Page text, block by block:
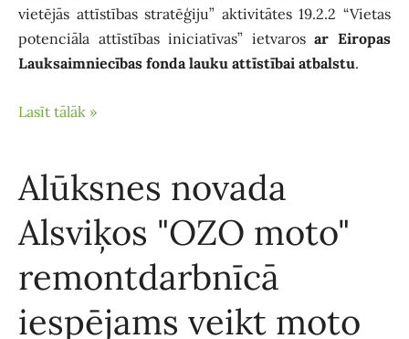
vietējās attīstības stratēģiju” aktivitātes 19.2.2 “Vietas
potenciāla attīstības iniciatīvas” ietvarosar Eiropas
Lauksaimniecības fonda lauku attīstībai atbalstu.
Lasīt tālāk »
Alūksnes novada
Alsviķos "OZO moto"
remontdarbnīcā
iespējams veikt moto